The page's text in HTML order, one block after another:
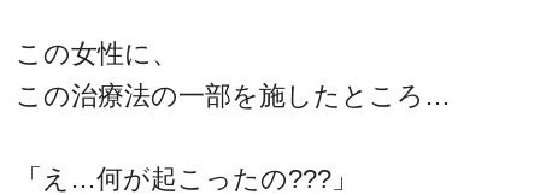
この女性に、
この治療法の一部を施したところ…
「え…何が起こったの???」